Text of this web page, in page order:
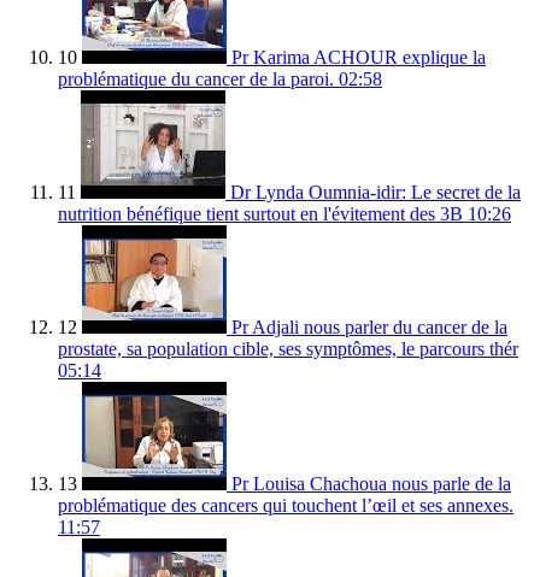
10
Pr Karima ACHOUR explique la
problématique du cancer de la paroi. 02:58
11
Dr Lynda Oumnia-idir: Le secret de la
nutrition bénéfique tient surtout en l'évitement des 3B 10:26
12
Pr Adjali nous parler du cancer de la
prostate, sa population cible, ses symptômes, le parcours thér
05:14
13
Pr Louisa Chachoua nous parle de la
problématique des cancers qui touchent l’œil et ses annexes.
11:57